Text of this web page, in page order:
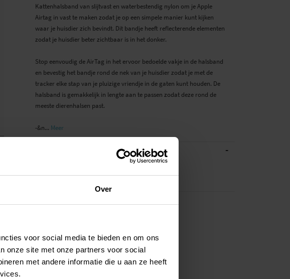
Over
voor social media te bieden en om ons
onze site met onze partners voor social
met andere informatie die u aan ze heeft
Kattenhalsband van slijtvast en waterbestendig nylon om je Apple
Airtag in vast te maken zodat je op een simpele manier kunt kijken
waar je huisdier zich bevindt. Dit bandje heeft reflecterende elementen
zodat je huisdier beter zichtbaar is in het donker.
Stop eenvoudig de AirTag in het ervoor bedoelde vakje in de halsband
en bevestig het bandje rond de nek van je huisdier zodat je met de
tracker elke stap van je pluizige vriendje in de gaten kunt houden. De
halsband is gemakkelijk in lengte aan te passen zodat deze rond de
meeste dierenhalsen past.
-&n... Meer
-
Zwart